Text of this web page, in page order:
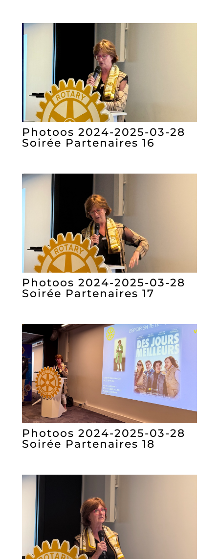
Photoos 2024-2025-03-28
Soirée Partenaires 16
Photoos 2024-2025-03-28
Soirée Partenaires 17
Photoos 2024-2025-03-28
Soirée Partenaires 18